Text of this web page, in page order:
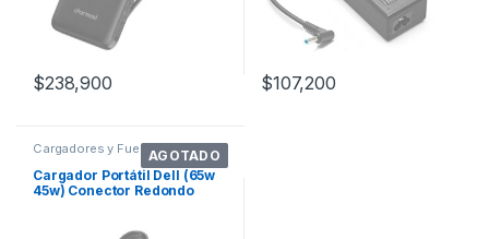
$238,900 $107,200
AGOTADO
Cargadores y Fuentes
Cargador Portátil Dell (65w
45w) Conector Redondo